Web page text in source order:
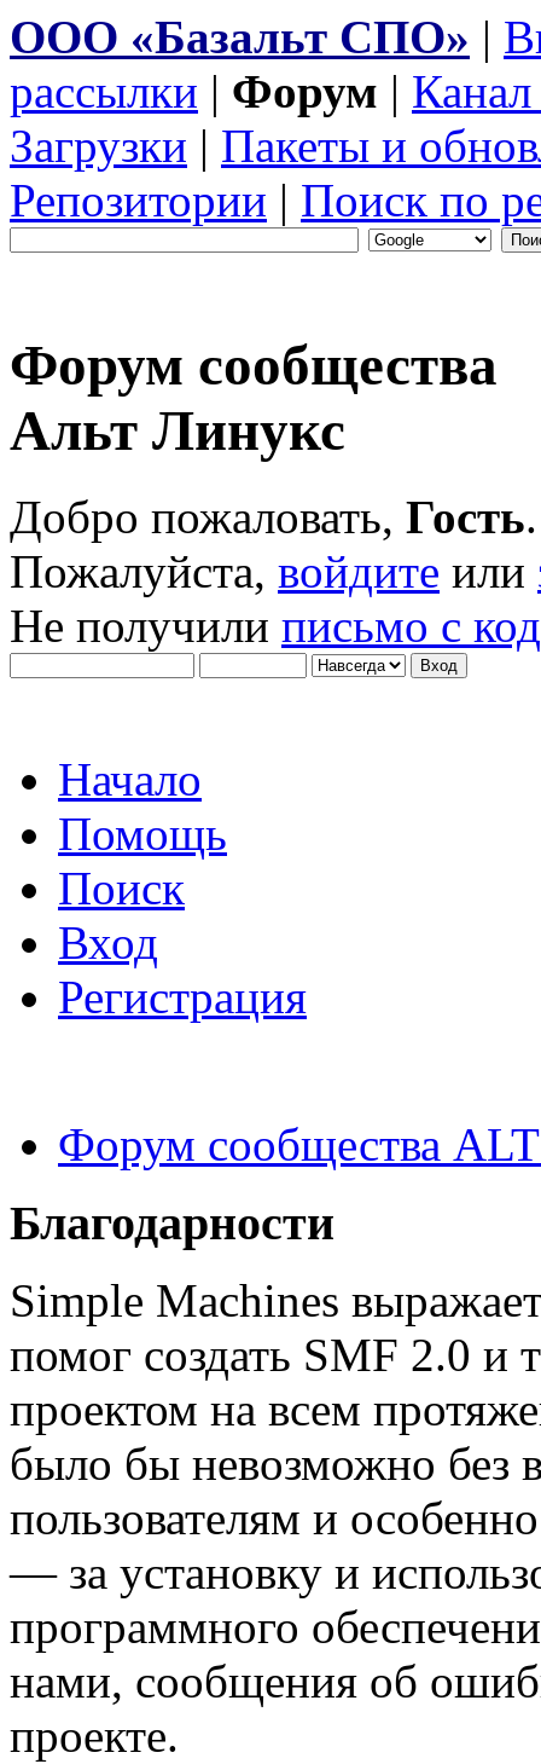
ООО «Базальт СПО» |
рассылки | Форум |
Загрузки | Пакеты и
Репозитории | Поиск по
Форум сообщества
Альт Линукс
Добро пожаловать, Гость.
Пожалуйста, войдите или
Не получили письмо с
Начало
Помощь
Поиск
Вход
Регистрация
Форум сообщества
Благодарности
Simple Machines
помог создать SMF 2.0 и
проектом на всем
было бы невозможно без
пользователям и
— за установку и
программного
нами, сообщения об
проекте.